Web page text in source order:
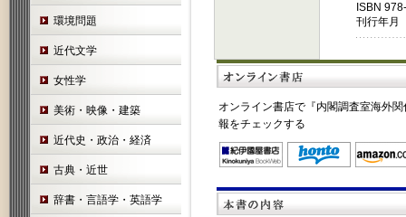
環境問題
近代文学
女性学
美術・映像・建築
近代史・政治・経済
古典・近世
辞書・言語学・英語学
ISBN
刊行年
オンライン書店で『内閣調査室海外
報をチェックする